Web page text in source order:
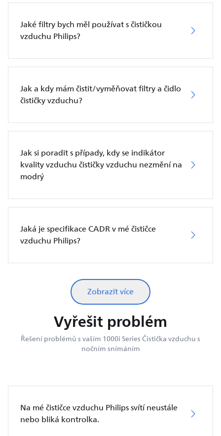
Jaké filtry bych měl používat s čističkou
vzduchu Philips?
Jak a kdy mám čistit/vyměňovat filtry a čidlo
čističky vzduchu?
Jak si poradit s případy, kdy se indikátor
kvality vzduchu čističky vzduchu nezmění na
modrý
Jaká je specifikace CADR v mé čističce
vzduchu Philips?
Zobrazit více
Vyřešit problém
Řešení problémů s vaším 1000i Series Čistička vzduchu s
nočním snímáním
Na mé čističce vzduchu Philips svítí neustále
nebo bliká kontrolka.